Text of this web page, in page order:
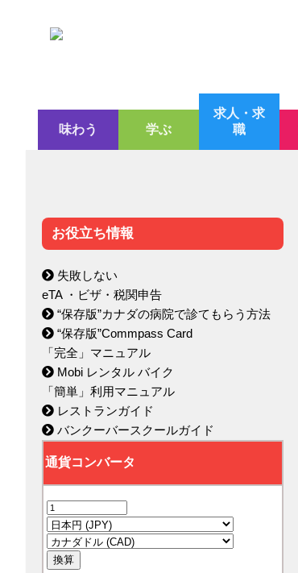
味わう 学ぶ
求人・求
職
お役立ち情報
失敗しない
eTA ・ビザ・税関申告
“保存版”カナダの病院で診てもらう方法
“保存版”Commpass Card
「完全」マニュアル
Mobi レンタル バイク
「簡単」利用マニュアル
レストランガイド
バンクーバースクールガイド